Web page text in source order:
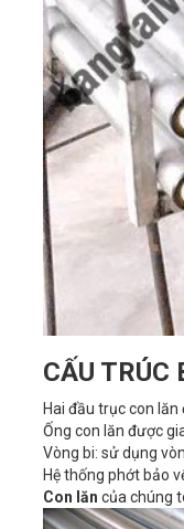
CẤU TRÚC
Hai đầu trục con
Ống con lăn được
Vòng bi: sử dụng
Hệ thống phớt bảo
Con lăn của chúng